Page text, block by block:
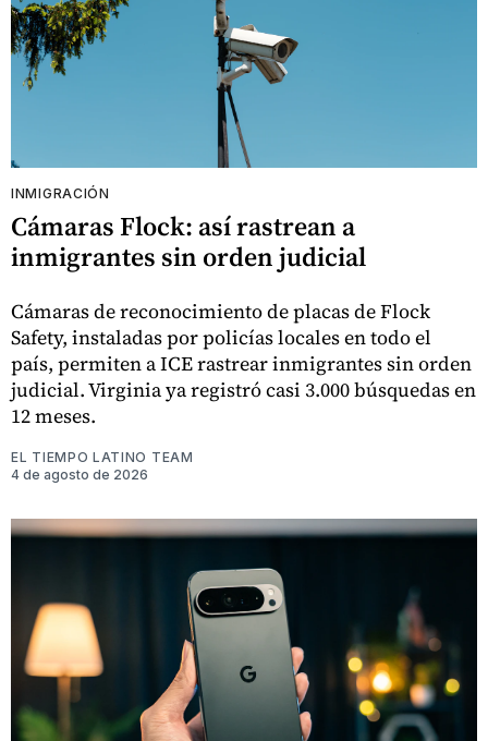
INMIGRACIÓN
Cámaras Flock: así rastrean a
inmigrantes sin orden judicial
Cámaras de reconocimiento de placas de Flock
Safety, instaladas por policías locales en todo el
país, permiten a ICE rastrear inmigrantes sin orden
judicial. Virginia ya registró casi 3.000 búsquedas en
12 meses.
EL TIEMPO LATINO TEAM
4 de agosto de 2026